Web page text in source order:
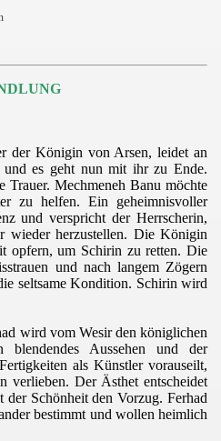
der Königin von Arsen, leidet an
und es geht nun mit ihr zu Ende.
Trauer. Mechmeneh Banu möchte
zu helfen. Ein geheimnisvoller
und verspricht der Herrscherin,
wieder herzustellen. Die Königin
opfern, um Schirin zu retten. Die
und nach langem Zögern
seltsame Kondition. Schirin wird
wird vom Wesir den königlichen
blendendes Aussehen und der
als Künstler vorauseilt,
verlieben. Der Ästhet entscheidet
Schönheit den Vorzug. Ferhad
bestimmt und wollen heimlich